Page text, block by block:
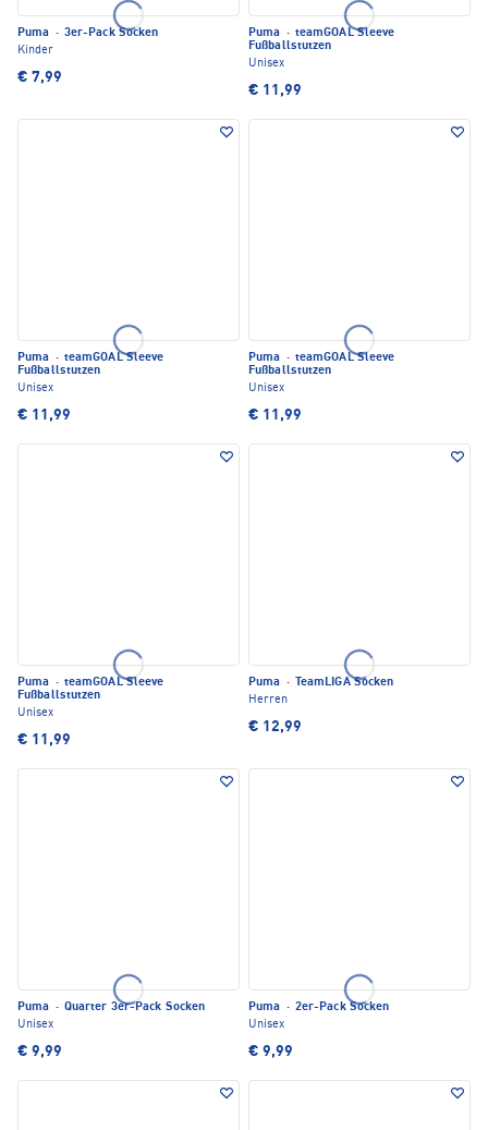
Puma · 3er-Pack Socken
Kinder
€ 7,99
Puma · teamGOAL Sleeve
Fußballstutzen
Unisex
€ 11,99
Puma · teamGOAL Sleeve
Fußballstutzen
Unisex
€ 11,99
Puma · teamGOAL Sleeve
Fußballstutzen
Unisex
€ 11,99
Puma · teamGOAL Sleeve
Fußballstutzen
Unisex
€ 11,99
Puma ·
TeamLIGA Socken
Herren
€ 12,99
Puma · Quarter 3er-Pack Socken
Unisex
€ 9,99
Puma · 2er-Pack Socken
Unisex
€ 9,99